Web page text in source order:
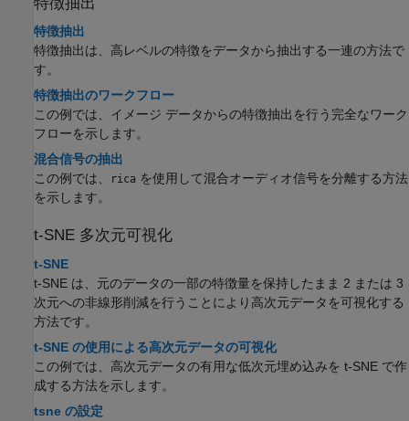
特徴抽出
特徴抽出は、高レベルの特徴をデータから抽出する一連の方法で
す。
特徴抽出のワークフロー
この例では、イメージ データからの特徴抽出を行う完全なワーク
フローを示します。
混合信号の抽出
この例では、
rica を使用して混合オーディオ信号を分離する方法
を示します。
t-SNE 多次元可視化
t-SNE
t-SNE は、元のデータの一部の特徴量を保持したまま 2 または 3
次元への非線形削減を行うことにより高次元データを可視化する
方法です。
t-SNE の使用による高次元データの可視化
この例では、高次元データの有用な低次元埋め込みを t-SNE で作
成する方法を示します。
tsne の設定